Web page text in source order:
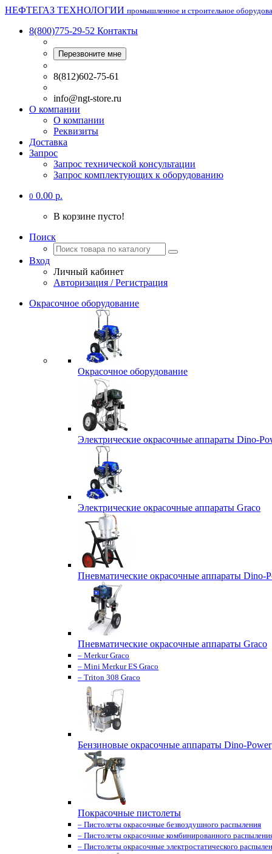
НЕФТЕГАЗ ТЕХНОЛОГИИ промышленное и строительное
8(800)775-29-52 Контакты
Перезвоните мне
8(812)602-75-61
info@ngt-store.ru
О компании
О компании
Реквизиты
Доставка
Запрос
Запрос технической консультации
Запрос комплектующих к оборудованию
0 0.00 р.
В корзине пусто!
Поиск
Вход
Личный кабинет
Авторизация / Регистрация
Окрасочное оборудование
Окрасочное оборудование
Электрические окрасочные аппараты Dino-
Электрические окрасочные аппараты Graco
Пневматические окрасочные аппараты Dino-
Пневматические окрасочные аппараты Graco
– Merkur Graco
– Mini Merkur ES Graco
– Triton 308 Graco
Бензиновые окрасочные аппараты Dino-Power
Покрасочные пистолеты
– Пистолеты окрасочные безвоздушного распыления
– Пистолеты окрасочные комбинированного
– Пистолеты окрасочные электростатического